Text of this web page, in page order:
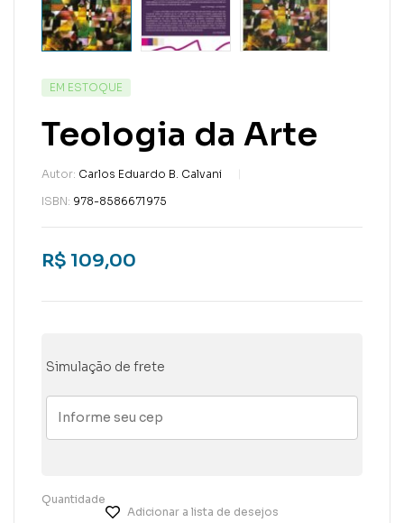
EM ESTOQUE
Teologia da Arte
Autor: Carlos Eduardo B. Calvani
ISBN: 978-8586671975
R$ 109,00
Simulação de frete
Quantidade
Adicionar a lista de desejos